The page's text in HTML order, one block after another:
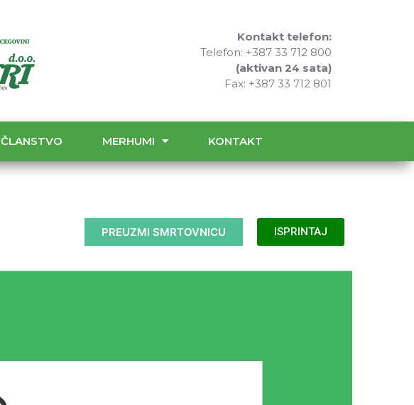
Kontakt telefon:
Telefon: +387 33 712 800
(aktivan 24 sata)
Fax: +387 33 712 801
ČLANSTVO MERHUMI KONTAKT
PREUZMI SMRTOVNICU ISPRINTAJ